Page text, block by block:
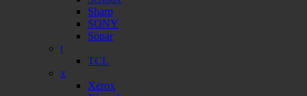
Sharp
SONY
Sopar
t
TCL
x
Xerox